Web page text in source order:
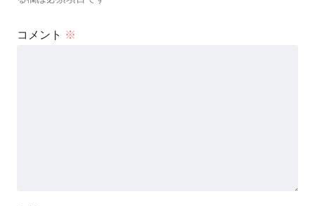
コメント ※